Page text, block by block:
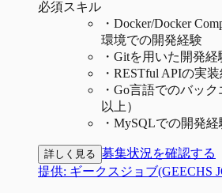
必須スキル
・ Docker/Docker
環境での開発経験
・ Gitを用いた開発経
・ RESTful APIの実
・ Go言語でのバッ
以上）
・ MySQLでの開発経
詳しく見る 募集状況を確認する
提供: ギークスジョブ(GEECHS